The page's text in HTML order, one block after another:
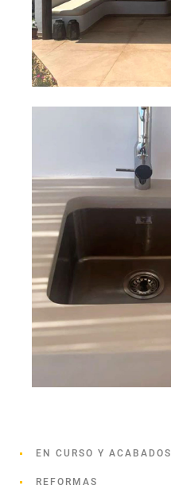
EN CURSO Y ACABADOS
REFORMAS